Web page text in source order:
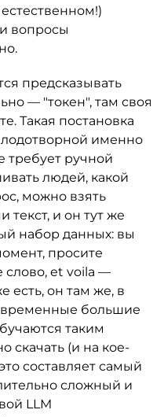
вопросы
предсказывать
— "токен", там своя
Такая постановка
именно
требует ручной
людей, какой
можно взять
и он тут же
набор данных: вы
просите
слово, et voila —
есть, он там же, в
большие
таким
скачать (и на кое-
составляет самый
сложный и
LLM